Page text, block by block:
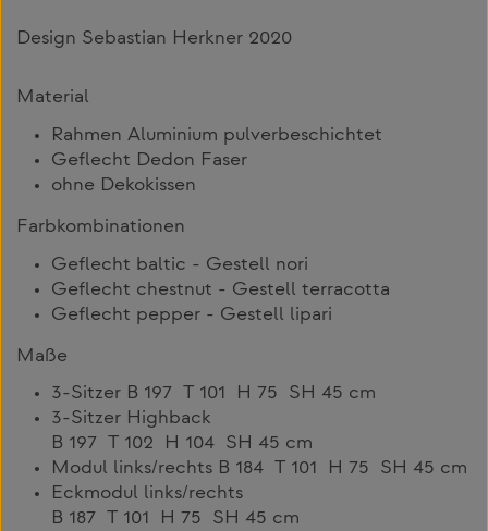
Design Sebastian Herkner 2020
Material
Rahmen Aluminium pulverbeschichtet
Geflecht Dedon Faser
ohne Dekokissen
Farbkombinationen
Geflecht baltic - Gestell nori
Geflecht chestnut - Gestell terracotta
Geflecht pepper - Gestell lipari
Maße
3-Sitzer B 197 T 101 H 75 SH 45 cm
3-Sitzer Highback
B 197 T 102 H 104 SH 45 cm
Modul links/rechts B 184 T 101 H 75 SH 45 cm
Eckmodul links/rechts
B 187 T 101 H 75 SH 45 cm